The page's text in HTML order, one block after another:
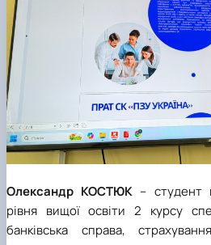
Олександр КОСТЮК – студент
рівня вищої освіти 2 курсу
банківська справа,